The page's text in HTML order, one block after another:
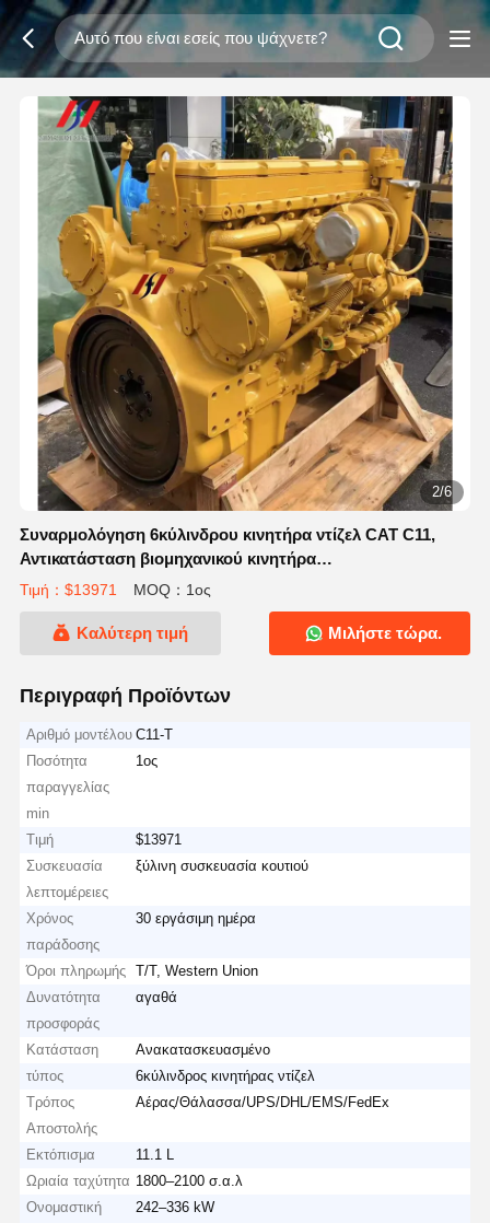
3/6
Συναρμολόγηση 6κύλινδρου κινητήρα ντίζελ CAT C11,
Αντικατάσταση βιομηχανικού κινητήρα
στροβιλοσυμπιεστή 11,1 λίτρων
Τιμή：$13971 MOQ：1ος
Καλύτερη τιμή Μιλήστε τώρα.
Περιγραφή Προϊόντων
Αριθμό μοντέλου C11-T
Ποσότητα
παραγγελίας
min
1ος
Τιμή
$13971
Συσκευασία
λεπτομέρειες
ξύλινη συσκευασία κουτιού
Χρόνος
παράδοσης
30 εργάσιμη ημέρα
Όροι πληρωμής
T/T, Western Union
Δυνατότητα
προσφοράς
αγαθά
Κατάσταση
Ανακατασκευασμένο
τύπος
6κύλινδρος κινητήρας ντίζελ
Τρόπος
Αποστολής
Αέρας/Θάλασσα/UPS/DHL/EMS/FedEx
Εκτόπισμα
11.1 L
Ωριαία ταχύτητα 1800–2100 σ.α.λ
Ονομαστική
242–336 kW